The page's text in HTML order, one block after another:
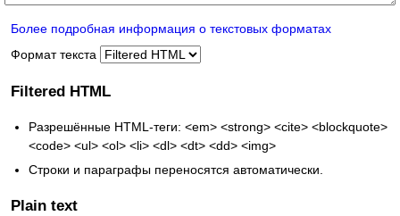
Более подробная информация о текстовых форматах
Формат текста
Filtered HTML
Разрешённые HTML-теги: <em> <strong> <cite> <blockquote>
<code> <ul> <ol> <li> <dl> <dt> <dd> <img>
Строки и параграфы переносятся автоматически.
Plain text